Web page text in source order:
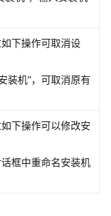
下操作可取消设
装机”，可取消原有
下操作可以修改安
框中重命名安装机